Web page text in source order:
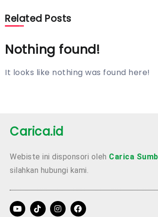
Related Posts
Nothing found!
It looks like nothing was found here!
Carica.id
Webiste ini disponsori oleh Carica
silahkan hubungi kami.